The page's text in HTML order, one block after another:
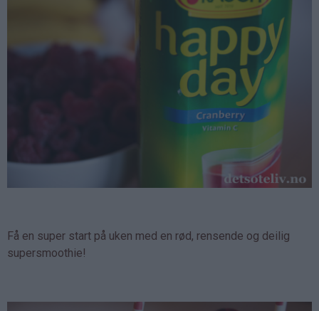
Få en super start på uken med en rød, rensende og deilig
supersmoothie!